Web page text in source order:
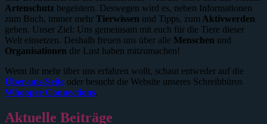
Artenschutz begeistern. Deswegen wird es, neben Informationen
zum Buch, immer mehr Tierwissen und Tipps, zum Aktivwerden
geben. Unser Ziel: Uns gemeinsam mit euch für die Tiere dieser
Welt einsetzen. Deshalb freuen uns über alle Menschen und
Organisationen die Lust haben mitzumachen!
Wenn ihr mehr über uns erfahren wollt, schaut entweder auf die
Über-uns-Seite oder besucht die Website unseres Schreibbüros
Whoopee Connections.
Aktuelle Beiträge